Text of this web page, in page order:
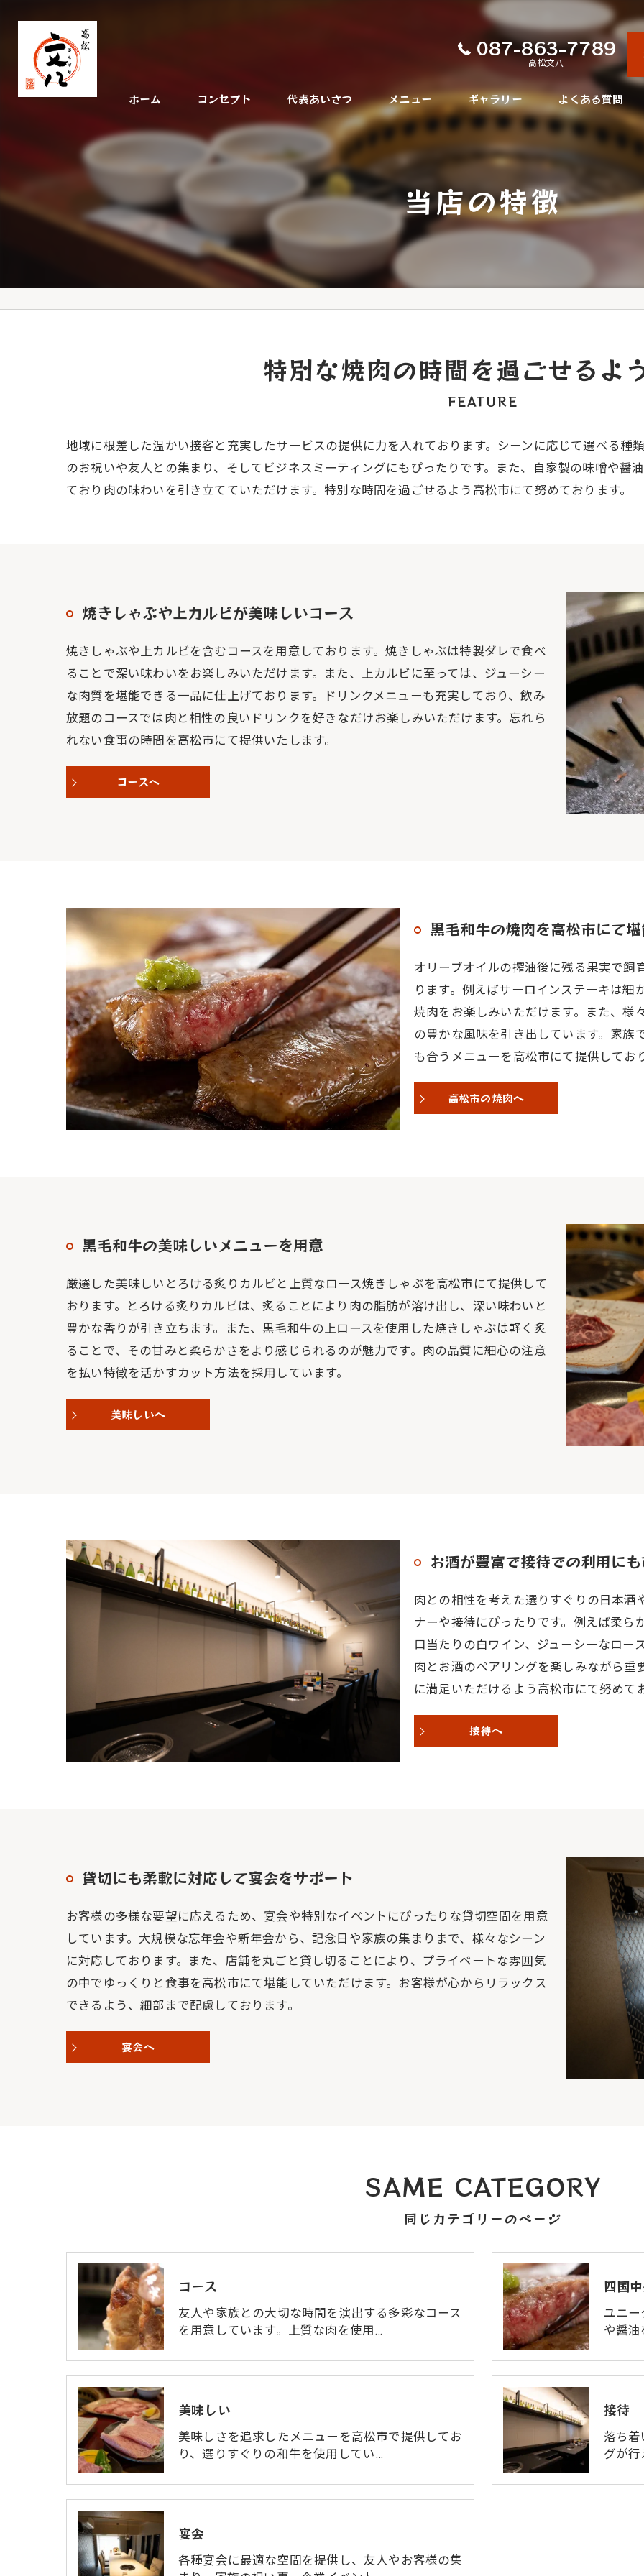
087-863-7789
高松文八
ホーム コンセプト 代表あいさつ メニュー ギャラリー よくある質問
当店の特徴
特別な焼肉の時間を過ごせるよ
FEATURE
地域に根差した温かい接客と充実したサービスの提供に力を入れております。シーンに応じて選べる種
のお祝いや友人との集まり、そしてビジネスミーティングにもぴったりです。また、自家製の味噌や醤
ており肉の味わいを引き立てていただけます。特別な時間を過ごせるよう高松市にて努めております。
焼きしゃぶや上カルビが美味しいコース
焼きしゃぶや上カルビを含むコースを用意しております。焼きしゃぶは特製ダレで食べ
ることで深い味わいをお楽しみいただけます。また、上カルビに至っては、ジューシー
な肉質を堪能できる一品に仕上げております。ドリンクメニューも充実しており、飲み
放題のコースでは肉と相性の良いドリンクを好きなだけお楽しみいただけます。忘れら
れない食事の時間を高松市にて提供いたします。
コースへ
黒毛和牛の焼肉を高松市にて
オリーブオイルの搾油後に残る果実で飼
ります。例えばサーロインステーキは
焼肉をお楽しみいただけます。また、様
の豊かな風味を引き出しています。家族
も合うメニューを高松市にて提供してお
高松市の焼肉へ
黒毛和牛の美味しいメニューを用意
厳選した美味しいとろける炙りカルビと上質なロース焼きしゃぶを高松市にて提供して
おります。とろける炙りカルビは、炙ることにより肉の脂肪が溶け出し、深い味わいと
豊かな香りが引き立ちます。また、黒毛和牛の上ロースを使用した焼きしゃぶは軽く炙
ることで、その甘みと柔らかさをより感じられるのが魅力です。肉の品質に細心の注意
を払い特徴を活かすカット方法を採用しています。
美味しいへ
お酒が豊富で接待での利用に
肉との相性を考えた選りすぐりの日本酒
ナーや接待にぴったりです。例えば柔ら
口当たりの白ワイン、ジューシーなロー
肉とお酒のペアリングを楽しみながら
に満足いただけるよう高松市にて努めて
接待へ
貸切にも柔軟に対応して宴会をサポート
お客様の多様な要望に応えるため、宴会や特別なイベントにぴったりな貸切空間を用意
しています。大規模な忘年会や新年会から、記念日や家族の集まりまで、様々なシーン
に対応しております。また、店舗を丸ごと貸し切ることにより、プライベートな雰囲気
の中でゆっくりと食事を高松市にて堪能していただけます。お客様が心からリラックス
できるよう、細部まで配慮しております。
宴会へ
同じカテゴリーのページ
SAME CATEGORY
コース
友人や家族との大切な時間を演出する多彩なコース
を用意しています。上質な肉を使用…
四国
ユニ
や醤
美味しい
美味しさを追求したメニューを高松市で提供してお
り、選りすぐりの和牛を使用してい…
接待
落ち
グが
宴会
各種宴会に最適な空間を提供し、友人やお客様の集